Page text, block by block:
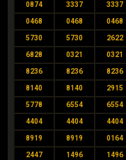
0874 3337 3337
0468 0468 0468
5730 5730 2622
6828 0321 0321
8236 8236 8236
8140 8140 2915
5778 6554 6554
4404 4404 4404
8919 8919 0164
2447 1496 1496